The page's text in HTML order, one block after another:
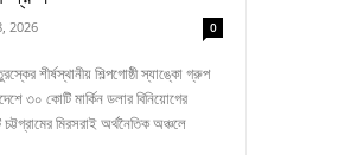
2026 0
৩০ কোটি মার্কিন ডলার বিনিয়োগের
মিরসরাই অর্থনৈতিক অঞ্চলে